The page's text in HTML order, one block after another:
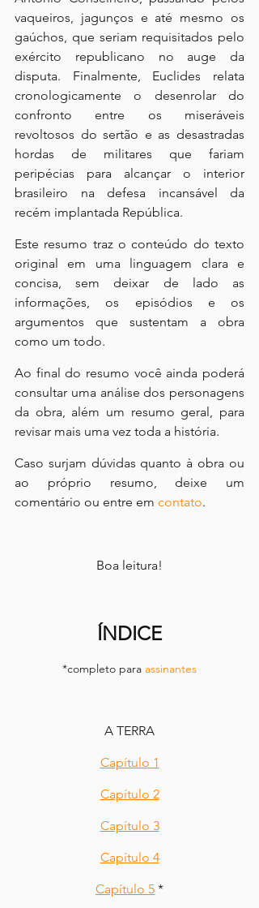
vaqueiros, jagunços e até mesmo os
gaúchos, que seriam requisitados pelo
exército republicano no auge da
disputa. Finalmente, Euclides relata
cronologicamente o desenrolar do
confronto entre os miseráveis
revoltosos do sertão e as desastradas
hordas de militares que fariam
peripécias para alcançar o interior
brasileiro na defesa incansável da
recém implantada República.
Este resumo traz o conteúdo do texto
original em uma linguagem clara e
concisa, sem deixar de lado as
informações, os episódios e os
argumentos que sustentam a obra
como um todo.
Ao final do resumo você ainda poderá
consultar uma análise dos personagens
da obra, além um resumo geral, para
revisar mais uma vez toda a história.
Caso surjam dúvidas quanto à obra ou
ao próprio resumo, deixe um
comentário ou entre em contato.
Boa leitura!
ÍNDICE
*completo para assinantes
A TERRA
Capítulo 1
Capítulo 2
Capítulo 3
Capítulo 4
Capítulo 5 *